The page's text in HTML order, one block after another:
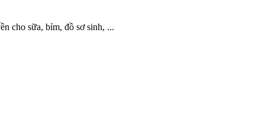
cho sữa, bỉm, đồ sơ sinh, ...